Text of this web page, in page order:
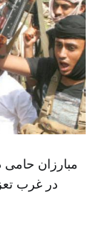
مبارزان
در غرب